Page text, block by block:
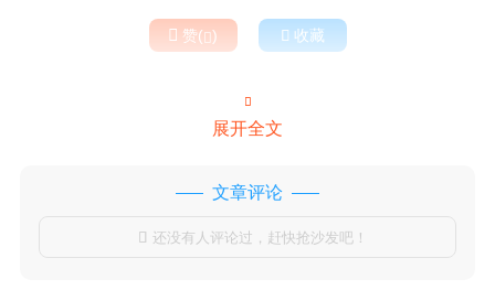
 赞()  收藏

展开全文
文章评论
 还没有人评论过，赶快抢沙发吧！